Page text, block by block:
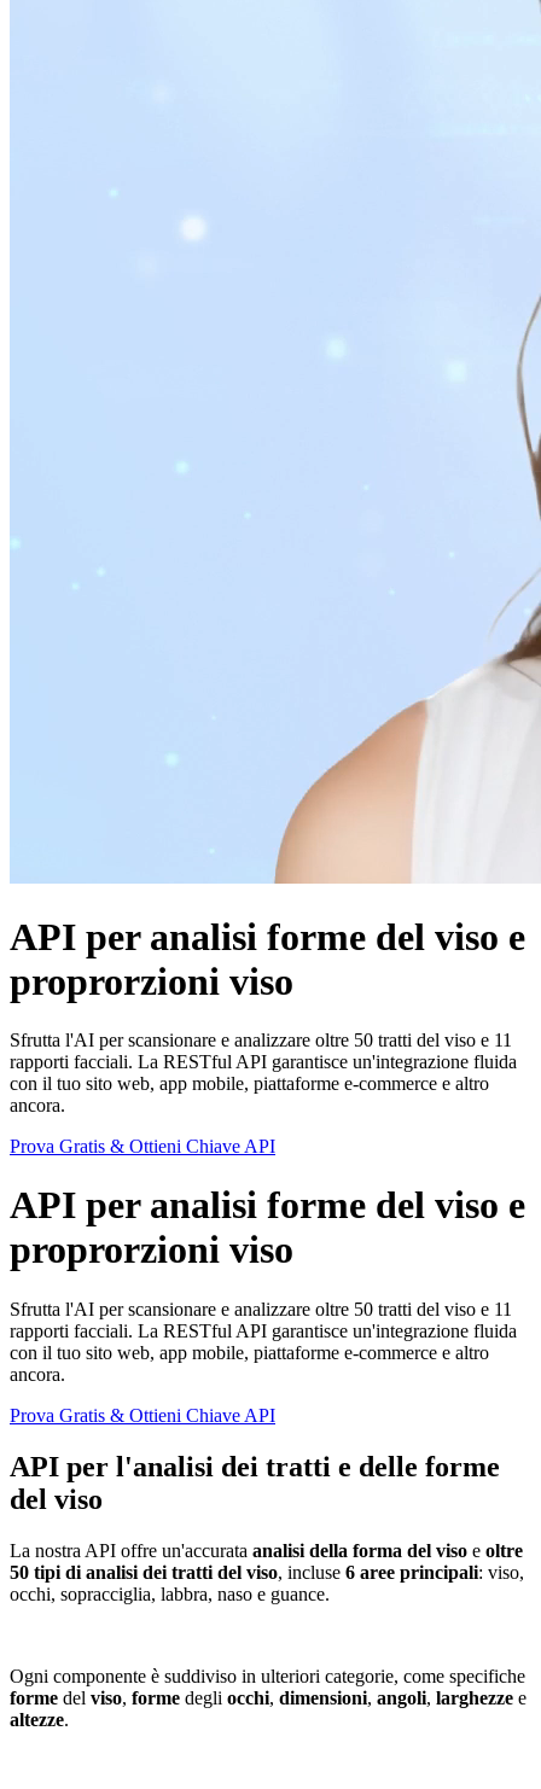
API per analisi forme del viso e
proprorzioni viso
Sfrutta l'AI per scansionare e analizzare oltre 50 tratti del viso e 11
rapporti facciali. La RESTful API garantisce un'integrazione fluida
con il tuo sito web, app mobile, piattaforme e-commerce e altro
ancora.
Prova Gratis & Ottieni Chiave API
API per analisi forme del viso e
proprorzioni viso
Sfrutta l'AI per scansionare e analizzare oltre 50 tratti del viso e 11
rapporti facciali. La RESTful API garantisce un'integrazione fluida
con il tuo sito web, app mobile, piattaforme e-commerce e altro
ancora.
Prova Gratis & Ottieni Chiave API
API per l'analisi dei tratti e delle forme
del viso
La nostra API offre un'accurata analisi della forma del viso e oltre
50 tipi di analisi dei tratti del viso, incluse 6 aree principali: viso,
occhi, sopracciglia, labbra, naso e guance.
Ogni componente è suddiviso in ulteriori categorie, come specifiche
forme del viso, forme degli occhi, dimensioni, angoli, larghezze e
altezze.